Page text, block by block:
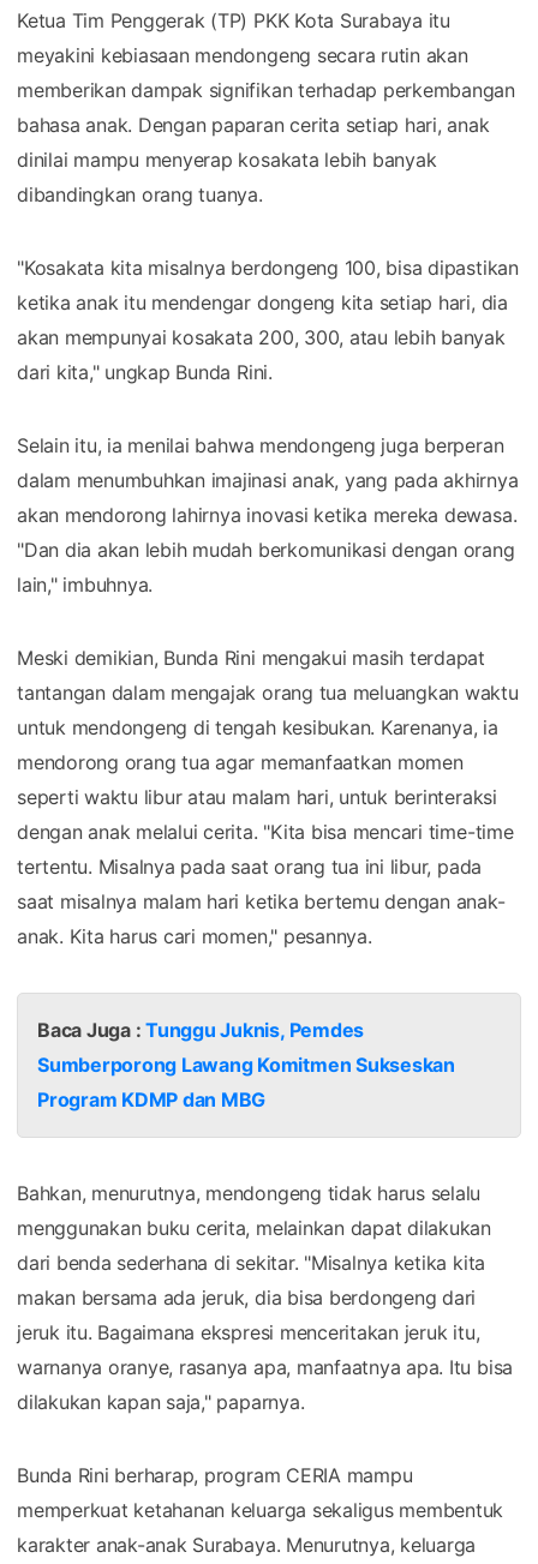
Ketua Tim Penggerak (TP) PKK Kota Surabaya itu
meyakini kebiasaan mendongeng secara rutin akan
memberikan dampak signifikan terhadap perkembangan
bahasa anak. Dengan paparan cerita setiap hari, anak
dinilai mampu menyerap kosakata lebih banyak
dibandingkan orang tuanya.
"Kosakata kita misalnya berdongeng 100, bisa dipastikan
ketika anak itu mendengar dongeng kita setiap hari, dia
akan mempunyai kosakata 200, 300, atau lebih banyak
dari kita," ungkap Bunda Rini.
Selain itu, ia menilai bahwa mendongeng juga berperan
dalam menumbuhkan imajinasi anak, yang pada akhirnya
akan mendorong lahirnya inovasi ketika mereka dewasa.
"Dan dia akan lebih mudah berkomunikasi dengan orang
lain," imbuhnya.
Meski demikian, Bunda Rini mengakui masih terdapat
tantangan dalam mengajak orang tua meluangkan waktu
untuk mendongeng di tengah kesibukan. Karenanya, ia
mendorong orang tua agar memanfaatkan momen
seperti waktu libur atau malam hari, untuk berinteraksi
dengan anak melalui cerita. "Kita bisa mencari time-time
tertentu. Misalnya pada saat orang tua ini libur, pada
saat misalnya malam hari ketika bertemu dengan anak-
anak. Kita harus cari momen," pesannya.
Baca Juga :Tunggu Juknis, Pemdes
Sumberporong Lawang Komitmen Sukseskan
Program KDMP dan MBG
Bahkan, menurutnya, mendongeng tidak harus selalu
menggunakan buku cerita, melainkan dapat dilakukan
dari benda sederhana di sekitar. "Misalnya ketika kita
makan bersama ada jeruk, dia bisa berdongeng dari
jeruk itu. Bagaimana ekspresi menceritakan jeruk itu,
warnanya oranye, rasanya apa, manfaatnya apa. Itu bisa
dilakukan kapan saja," paparnya.
Bunda Rini berharap, program CERIA mampu
memperkuat ketahanan keluarga sekaligus membentuk
karakter anak-anak Surabaya. Menurutnya, keluarga